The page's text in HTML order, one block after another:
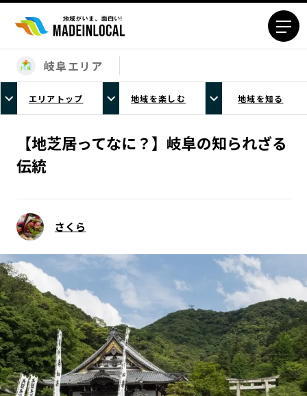
エリアから探す
北海道エリア
青森エリア
岩手エリア
宮城エリア
秋田エリア
山形エリア
福島エリア
栃木エリア
群馬エリア
埼玉エリア
東京23区エリア
神奈川エリア
富山エリア
石川エリア
福井エリア
山梨エリア
長野エリア
岐阜エリア
静岡エリア
愛知エリア
三重エリア
滋賀エリア
京都エリア
大阪市エリア
岐阜エリア
エリアトップ 地域を楽しむ 地域を知る
【地芝居ってなに？】岐阜の知られざる
伝統
さくら